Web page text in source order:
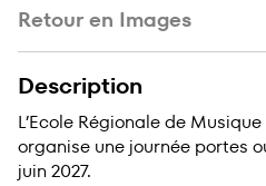
Retour en Images
Description
L’Ecole Régionale de
organise une journée portes
juin 2027.